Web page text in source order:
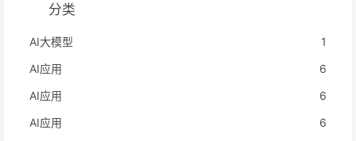
分类
AI大模型
1
AI应用
6
AI应用
6
AI应用
6